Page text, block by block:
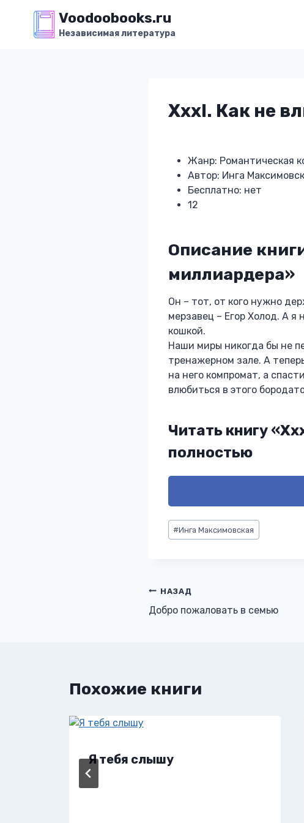
содержимому
Voodoobooks.ru
Независимая литература
Xxxl. Как не
Жанр: Романтическая
Автор: Инга
Бесплатно: нет
12
Описание
миллиардера»
Он – тот, от кого нужно
мерзавец – Егор Холод. А
кошкой.
Наши миры никогда бы не
тренажерном зале. А
на него компромат, а
влюбиться в этого
Читать книгу
полностью
Метки
записи:
#Инга Максимовская
Навигация
по
НАЗАД
Добро пожаловать в семью
Похожие книги
Я тебя слышу